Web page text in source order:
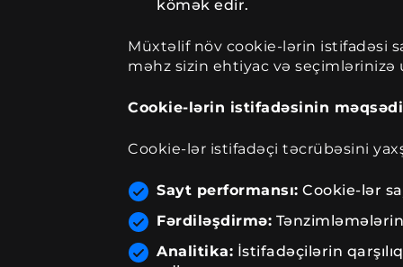
kömək edir.
Müxtəlif növ cookie-lərin istifadəsi
məhz sizin ehtiyac və seçimlərinizə
Cookie-lərin istifadəsinin məqsədi
Cookie-lər istifadəçi təcrübəsini
Sayt performansı: Cookie-lər
Fərdiləşdirmə:
Analitika: İstifadəçilərin